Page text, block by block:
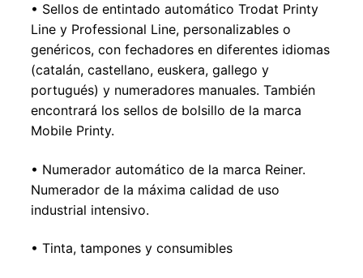
• Sellos de entintado automático Trodat Printy
Line y Professional Line, personalizables o
genéricos, con fechadores en diferentes idiomas
(catalán, castellano, euskera, gallego y
portugués) y numeradores manuales. También
encontrará los sellos de bolsillo de la marca
Mobile Printy.
• Numerador automático de la marca Reiner.
Numerador de la máxima calidad de uso
industrial intensivo.
• Tinta, tampones y consumibles